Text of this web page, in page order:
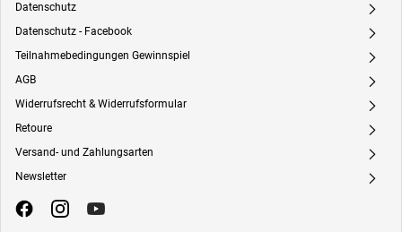
Datenschutz A
Datenschutz - Facebook A
Teilnahmebedingungen Gewinnspiel A
AGB A
Widerrufsrecht & Widerrufsformular A
Retoure A
Versand- und Zahlungsarten A
Newsletter A